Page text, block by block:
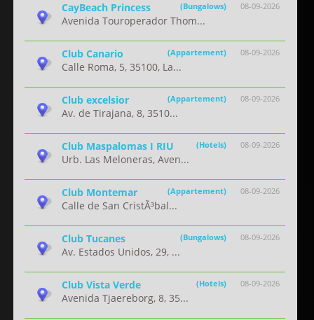
08-09-2026
CayBeach Princess (Bungalows)
Avenida Touroperador Thom...
08-09-2026
Club Canario (Appartement)
Calle Roma, 5, 35100, La...
08-09-2026
Club excelsior (Appartement)
Av. de Tirajana, 8, 3510...
08-09-2026
Club Maspalomas I RIU (Hotels)
Urb. Las Meloneras, Aven...
08-09-2026
Club Montemar (Appartement)
Calle de San CristÃ³bal...
08-09-2026
Club Tucanes (Bungalows)
Av. Estados Unidos, 29, ...
08-09-2026
Club Vista Verde (Hotels)
Avenida Tjaereborg, 8, 35...